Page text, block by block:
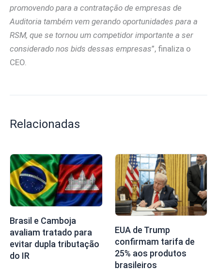
promovendo para a contratação de empresas de
Auditoria também vem gerando oportunidades para a
RSM, que se tornou um competidor importante a ser
considerado nos bids dessas empresas”, finaliza o
CEO.
Relacionadas
Brasil e Camboja
avaliam tratado para
evitar dupla tributação
do IR
EUA de Trump
confirmam tarifa de
25% aos produtos
brasileiros